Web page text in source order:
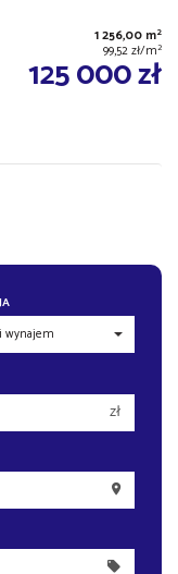
1 256,00 m2
99,52 zł/m2
125 000 zł
zł